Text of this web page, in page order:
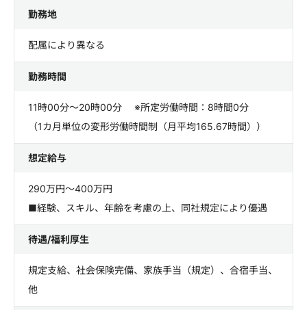
勤務地
配属により異なる
勤務時間
11時00分～20時00分 ※所定労働時間：8時間0分
（1カ月単位の変形労働時間制（月平均165.67時間））
想定給与
290万円～400万円
■経験、スキル、年齢を考慮の上、同社規定により優遇
待遇/福利厚生
規定支給、社会保険完備、家族手当（規定）、合宿手当、
他